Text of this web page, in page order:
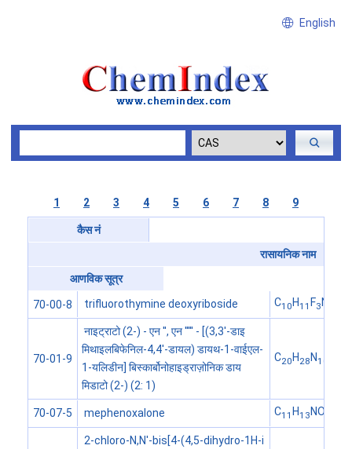
English
1 2 3 4 5 6 7 8 9
कैस नं
रासायनिक नाम
आणविक सूत्र
70-00-8 trifluorothymine deoxyriboside C10H11F3N
70-01-9
नाइट्राटो (2-) - एन '', एन ''''' - [(3,3'-डाइ
मिथाइलबिफेनिल-4,4'-डायल) डायथ-1-वाईएल-
1-यलिडीन] बिस्कार्बोनोहाइड्राज़ोनिक डाय
मिडाटो (2-) (2: 1)
C20H28N10
70-07-5 mephenoxalone C11H13NO
2-chloro-N,N'-bis[4-(4,5-dihydro-1H-i